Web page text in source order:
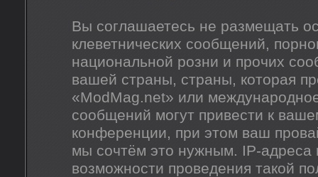
Вы соглашаетесь не размещать
клеветнических сообщений,
национальной розни и прочих
вашей страны, страны, которая
«ModMag.net» или
сообщений могут привести к
конференции, при этом ваш
мы сочтём это нужным. IP-адреса
возможности проведения такой